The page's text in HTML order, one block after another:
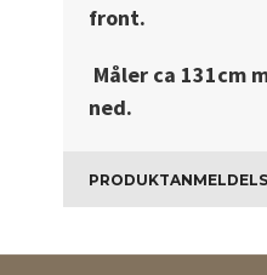
front.
Måler ca 131cm
ned.